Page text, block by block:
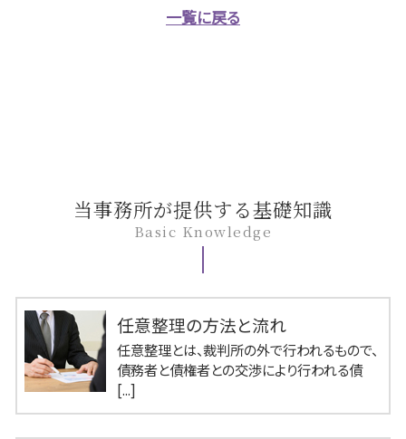
一覧に戻る
当事務所が提供する基礎知識
Basic Knowledge
任意整理の方法と流れ
任意整理とは、裁判所の外で行われるもので、
債務者と債権者との交渉により行われる債
[...]